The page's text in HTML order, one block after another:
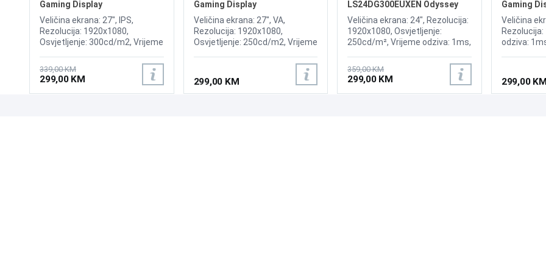
Gaming Display
Veličina ekrana: 27", IPS,
Rezolucija: 1920x1080,
Osvjetljenje: 300cd/m2, Vrijeme
Premium, Priključci: HDMI x2,
DisplayPort
339,00 KM
299,00 KM
Gaming Display
Veličina ekrana: 27", VA,
Rezolucija: 1920x1080,
Osvjetljenje: 250cd/m2, Vrijeme
180Hz, Priključci: HDMI 2.0,
299,00 KM
LS24DG300EUXEN Odyssey
Gaming G30D 180Hz Display
Veličina ekrana: 24", Rezolucija:
1920x1080, Osvjetljenje:
250cd/m², Vrijeme odziva: 1ms,
Kontrast: 3.000:1, Priključci:
HDMI 2.0, DisplayPort 1.4, USB
Type-A, Ulaz za slušalice, Pivot
359,00 KM
299,00 KM
Gaming
Veličina
odziva:
cd/m2,
299,00 KM